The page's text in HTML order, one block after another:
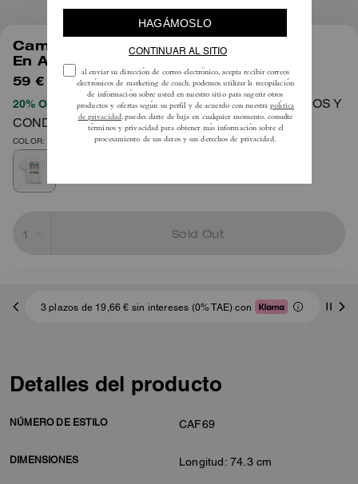
Camiseta New York Collage Relaxed
En Algodón Orgánico
59 € 180 €
20% OFF APLICADO AL PROCESAR EL PAGOTÉRMINOS Y
CONDICIONES COMPLETOS AQUÍ
COLOR: Blanco
Sold Out
3 plazos de 19,66 € sin intereses (0% TAE) con
Detalles del producto
NÚMERO DE ESTILO CAF69
DIMENSIONES Longitud: 74.3 cm